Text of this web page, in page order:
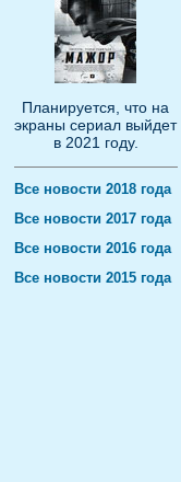
Планируется, что на
экраны сериал выйдет
в 2021 году.
Все новости 2018 года
Все новости 2017 года
Все новости 2016 года
Все новости 2015 года